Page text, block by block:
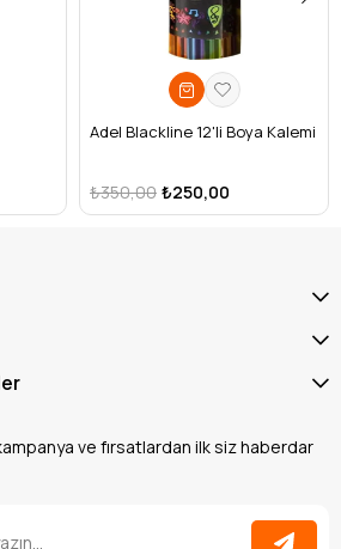
Adel Blackline 12'li Boya Kalemi
₺250,00
₺350,00
ve fırsatlardan ilk siz haberdar